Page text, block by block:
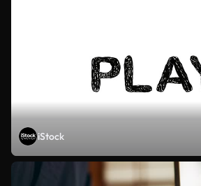
iStock